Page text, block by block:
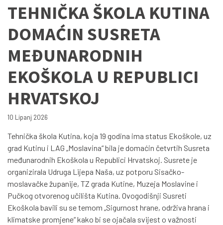
TEHNIČKA ŠKOLA KUTINA
DOMAĆIN SUSRETA
MEĐUNARODNIH
EKOŠKOLA U REPUBLICI
HRVATSKOJ
10 Lipanj 2026
Tehnička škola Kutina, koja 19 godina ima status Ekoškole, uz
grad Kutinu i LAG „Moslavina“ bila je domaćin četvrtih Susreta
međunarodnih Ekoškola u Republici Hrvatskoj. Susrete je
organizirala Udruga Lijepa Naša, uz potporu Sisačko-
moslavačke županije, TZ grada Kutine, Muzeja Moslavine i
Pučkog otvorenog učilišta Kutina. Ovogodišnji Susreti
Ekoškola bavili su se temom „Sigurnost hrane, održiva hrana i
klimatske promjene“ kako bi se ojačala svijest o važnosti